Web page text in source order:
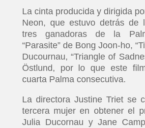
La cinta producida y dirigida
Neon, que estuvo detrás de
tres ganadoras de la
“Parasite” de Bong Joon-ho,
Ducournau, “Triangle of
Östlund, por lo que este
cuarta Palma consecutiva.
La directora Justine Triet se
tercera mujer en obtener el
Julia Ducornau y Jane